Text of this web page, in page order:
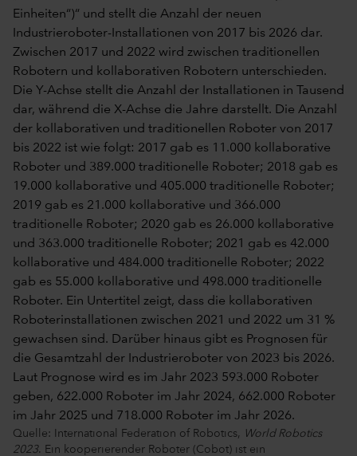
Quelle: International Federation of Robotics,
World Robotics
2023. Ein kooperierender Roboter (Cobot) ist ein